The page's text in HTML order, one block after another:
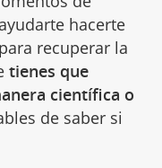
hacerte
recuperar la
tienes que
científica o
de saber si